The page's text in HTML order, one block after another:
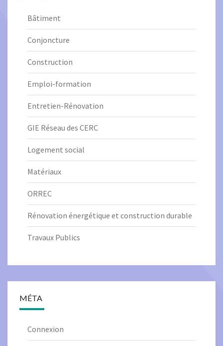
Bâtiment
Conjoncture
Construction
Emploi-formation
Entretien-Rénovation
GIE Réseau des CERC
Logement social
Matériaux
ORREC
Rénovation énergétique et construction durable
Travaux Publics
MÉTA
Connexion